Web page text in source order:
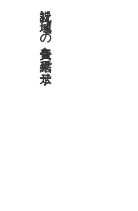
社説 地域への責任を結果で示せ